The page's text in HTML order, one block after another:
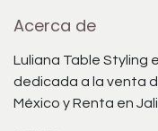
Acerca de
Luliana Table Styling
dedicada a la venta
México y Renta en